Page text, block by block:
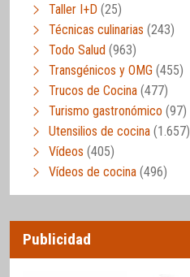
Taller I+D (25)
Técnicas culinarias (243)
Todo Salud (963)
Transgénicos y OMG (455)
Trucos de Cocina (477)
Turismo gastronómico (97)
Utensilios de cocina (1.657)
Vídeos (405)
Vídeos de cocina (496)
Publicidad